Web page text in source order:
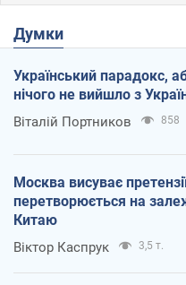
Думки
Український парадокс,
нічого не вийшло з
Віталій Портников 858
Москва висуває
перетворюється на
Китаю
Віктор Каспрук 3,5 т.